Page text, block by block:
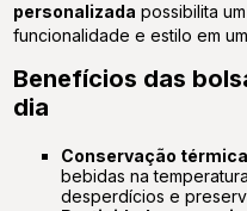
personalizada possibilita
funcionalidade e estilo em
Benefícios das
dia
Conservação
bebidas na
desperdícios e